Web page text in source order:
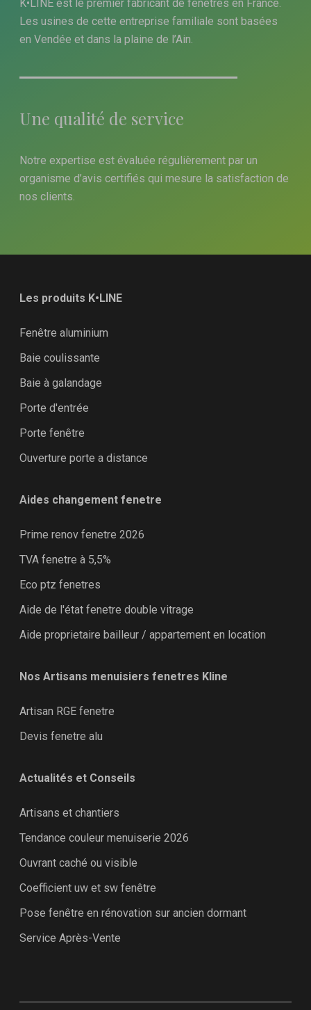
K•LINE est le premier fabricant de fenêtres en France.
Les usines de cette entreprise familiale sont basées
en Vendée et dans la plaine de l’Ain.
Une qualité de service
Notre expertise est évaluée régulièrement par un
organisme d’avis certifiés qui mesure la satisfaction de
nos clients.
Les produits K•LINE
Fenêtre aluminium
Baie coulissante
Baie à galandage
Porte d'entrée
Porte fenêtre
Ouverture porte a distance
Aides changement fenetre
Prime renov fenetre 2026
TVA fenetre à 5,5%
Eco ptz fenetres
Aide de l'état fenetre double vitrage
Aide proprietaire bailleur / appartement en location
Nos Artisans menuisiers fenetres Kline
Artisan RGE fenetre
Devis fenetre alu
Actualités et Conseils
Artisans et chantiers
Tendance couleur menuiserie 2026
Ouvrant caché ou visible
Coefficient uw et sw fenêtre
Pose fenêtre en rénovation sur ancien dormant
Service Après-Vente